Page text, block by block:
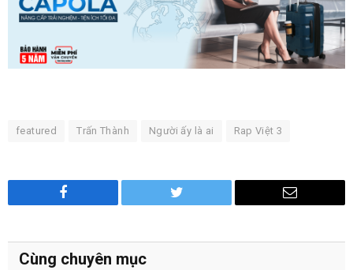
featured Trấn Thành Người ấy là ai Rap Việt 3
Facebook Twitter Email
Cùng chuyên mục